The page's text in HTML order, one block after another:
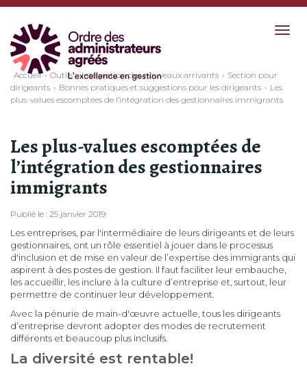
Accueil Outils Intégration des nouveaux arrivants
Section pour
dirigeants
Bonnes pratiques et suggestions pour les dirigeants
Les
plus-values escomptées de l’intégration des gestionnaires immigrants
Les plus-values escomptées de
l’intégration des gestionnaires
immigrants
Publié le : 25 janvier 2019
Les entreprises, par l'intermédiaire de leurs dirigeants et de leurs
gestionnaires, ont un rôle essentiel à jouer dans le processus
d'inclusion et de mise en valeur de l’expertise des immigrants qui
aspirent à des postes de gestion. Il faut faciliter leur embauche,
les accueillir, les inclure à la culture d’entreprise et, surtout, leur
permettre de continuer leur développement.
Avec la pénurie de main-d'œuvre actuelle, tous les dirigeants
d’entreprise devront adopter des modes de recrutement
différents et beaucoup plus inclusifs.
La diversité est rentable!